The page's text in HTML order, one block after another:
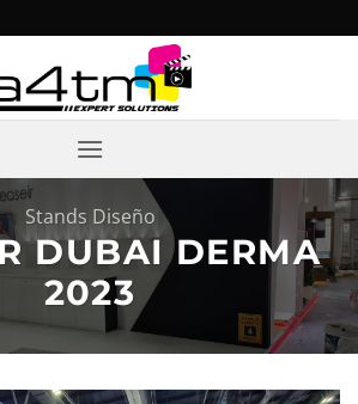
Stands Diseño
DUBAI DERMA
2023